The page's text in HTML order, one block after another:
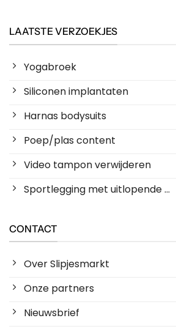
LAATSTE VERZOEKJES
Yogabroek
Siliconen implantaten
Harnas bodysuits
Poep/plas content
Video tampon verwijderen
Sportlegging met uitlopende ...
CONTACT
Over Slipjesmarkt
Onze partners
Nieuwsbrief